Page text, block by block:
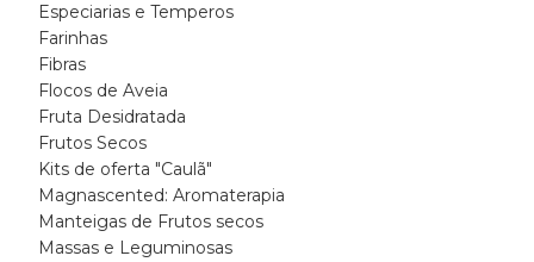
Especiarias e Temperos
Farinhas
Fibras
Flocos de Aveia
Fruta Desidratada
Frutos Secos
Kits de oferta "Caulã"
Magnascented: Aromaterapia
Manteigas de Frutos secos
Massas e Leguminosas